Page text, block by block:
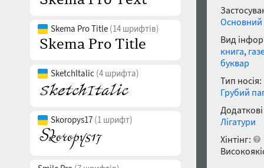
Skema Pro Title (14 шрифтів)
SketchItalic (4 шрифта)
Skoropys17 (1 шрифт)
Основний
Вид
книга,
буквар
Тип носія:
Грубий
Лігатури
Хінтінг: